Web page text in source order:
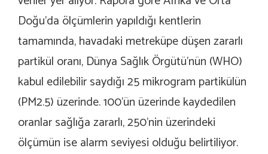
Doğu’da ölçümlerin yapıldığı kentlerin
tamamında, havadaki metreküpe düşen zararlı
partikül oranı, Dünya Sağlık Örgütü’nün (WHO)
kabul edilebilir saydığı 25 mikrogram partikülün
(PM2.5) üzerinde. 100’ün üzerinde kaydedilen
oranlar sağlığa zararlı, 250’nin üzerindeki
ölçümün ise alarm seviyesi olduğu belirtiliyor.